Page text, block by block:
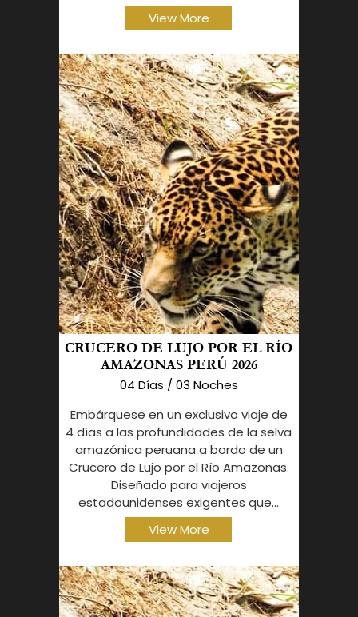
View More
CRUCERO DE LUJO POR EL RÍO
AMAZONAS PERÚ 2026
04 Días / 03 Noches
Embárquese en un exclusivo viaje de
4 días a las profundidades de la selva
amazónica peruana a bordo de un
Crucero de Lujo por el Río Amazonas.
Diseñado para viajeros
estadounidenses exigentes que...
View More